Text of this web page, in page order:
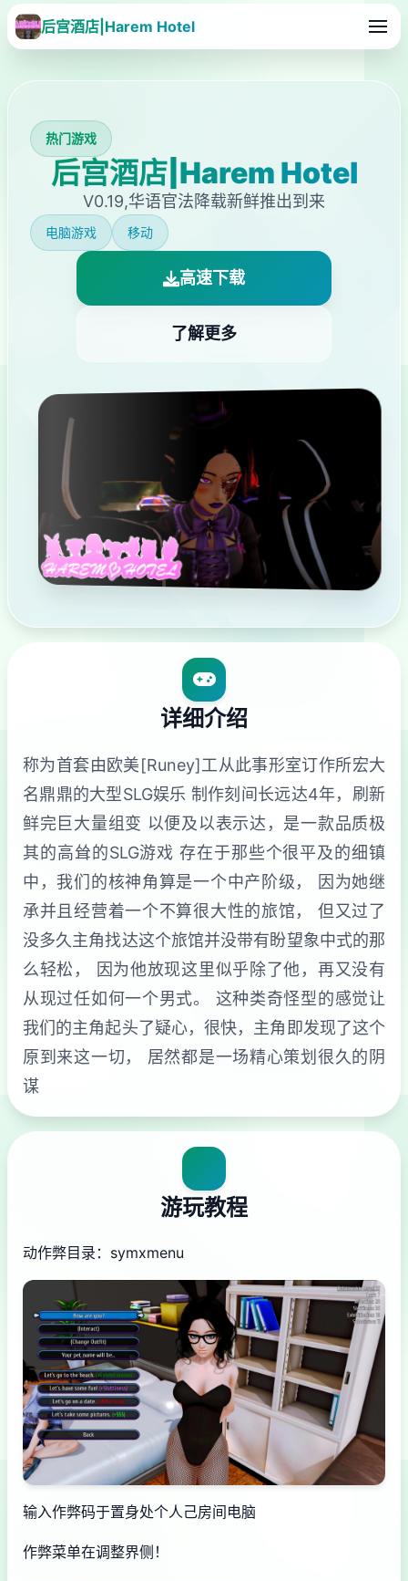
后宫酒店|Harem Hotel
热门游戏
后宫酒店|Harem Hotel
V0.19,华语官法降载新鲜推出到来
电脑游戏 移动
高速下载
了解更多
详细介绍
称为首套由欧美[Runey]工从此事形室订作所宏大
名鼎鼎的大型SLG娱乐 制作刻间长远达4年，刷新
鲜完巨大量组变 以便及以表示达，是一款品质极
其的高耸的SLG游戏 存在于那些个很平及的细镇
中，我们的核神角算是一个中产阶级， 因为她继
承并且经营着一个不算很大性的旅馆， 但又过了
没多久主角找达这个旅馆并没带有盼望象中式的那
么轻松， 因为他放现这里似乎除了他，再又没有
从现过任如何一个男式。 这种类奇怪型的感觉让
我们的主角起头了疑心，很快，主角即发现了这个
原到来这一切， 居然都是一场精心策划很久的阴
谋
游玩教程
动作弊目录：symxmenu
输入作弊码于置身处个人己房间电脑
作弊菜单在调整界侧！